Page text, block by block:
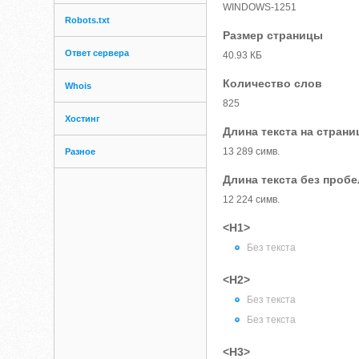
Robots.txt
Ответ сервера
Whois
Хостинг
Разное
WINDOWS-1251
Размер страницы
40.93 КБ
Количество слов
825
Длина текста на
13 289 симв.
Длина текста без
12 224 симв.
<H1>
Без текста
<H2>
Без текста
Без текста
<H3>